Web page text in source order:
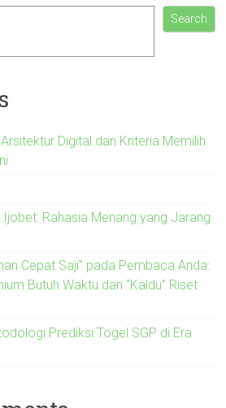
Search
Digital dan Kriteria Memilih
Rahasia Menang yang Jarang
Cepat Saji” pada Pembaca Anda:
Butuh Waktu dan “Kaldu” Riset
Prediksi Togel SGP di Era